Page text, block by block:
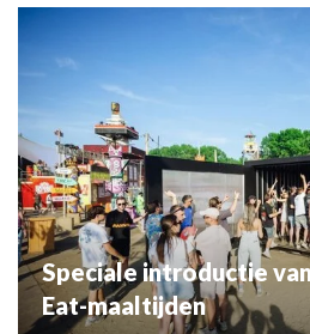
Speciale introductie
Eat-maaltijden